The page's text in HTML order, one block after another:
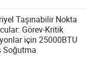
Taşınabilir Nokta
Görev-Kritik
için 25000BTU
Soğutma